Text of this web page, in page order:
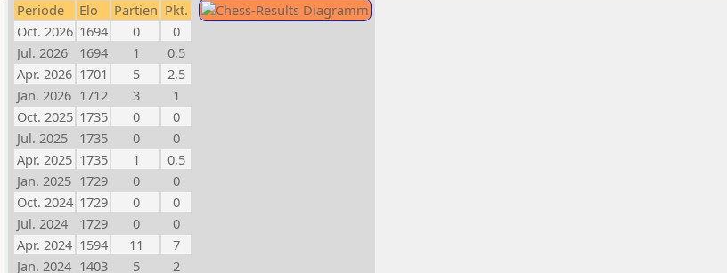
Periode Elo Partien Pkt.
Oct. 2026 1694 0
0
Jul. 2026
1694 1
0,5
Apr. 2026 1701 5
2,5
Jan. 2026 1712 3
1
Oct. 2025 1735 0
0
Jul. 2025
1735 0
0
Apr. 2025 1735 1
0,5
Jan. 2025 1729 0
0
Oct. 2024 1729 0
0
Jul. 2024
1729 0
0
Apr. 2024 1594 11
7
Jan. 2024 1403 5 2